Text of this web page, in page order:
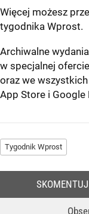
Więcej możesz
tygodnika Wprost.
Archiwalne
w specjalnej ofercie
oraz we
App Store i Google
Tygodnik Wprost
SKOMENTUJ